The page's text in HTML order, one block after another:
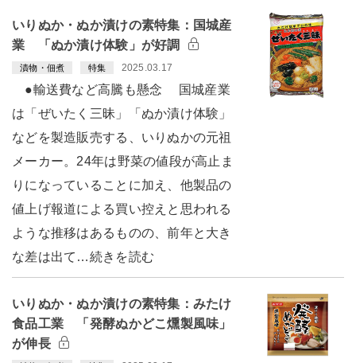
いりぬか・ぬか漬けの素特集：国城産
業 「ぬか漬け体験」が好調
漬物・佃煮 特集 2025.03.17
●輸送費など高騰も懸念 国城産業
は「ぜいたく三昧」「ぬか漬け体験」
などを製造販売する、いりぬかの元祖
メーカー。24年は野菜の値段が高止ま
りになっていることに加え、他製品の
値上げ報道による買い控えと思われる
ような推移はあるものの、前年と大き
な差は出て…続きを読む
いりぬか・ぬか漬けの素特集：みたけ
食品工業 「発酵ぬかどこ燻製風味」
が伸長